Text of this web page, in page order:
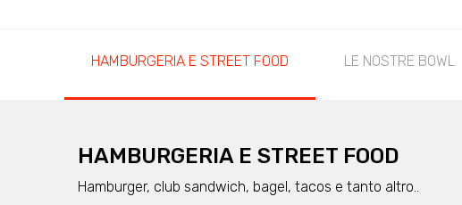
HAMBURGERIA E STREET FOOD LE NOSTRE BOWL
HAMBURGERIA E STREET FOOD
Hamburger, club sandwich, bagel, tacos e tanto altro..